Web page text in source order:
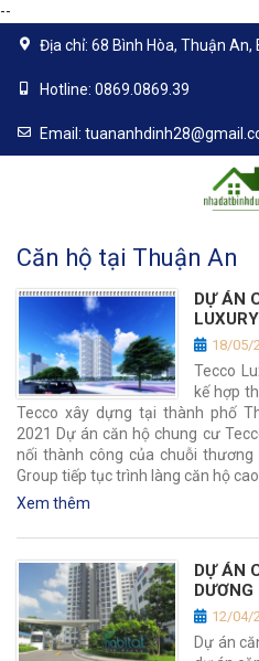
--
Địa chỉ: 68 Bình Hòa, Thuận An,
Hotline: 0869.0869.39
Email:
Căn hộ tại Thuận An
DỰ ÁN
18/05/
Tecco
kế hợp
Tecco xây dựng tại thành phố
2021 Dự án căn hộ chung cư
nối thành công của chuỗi thương
Group tiếp tục trình làng căn hộ cao
Xem thêm
DỰ ÁN
DƯƠNG
12/04/
Dự án